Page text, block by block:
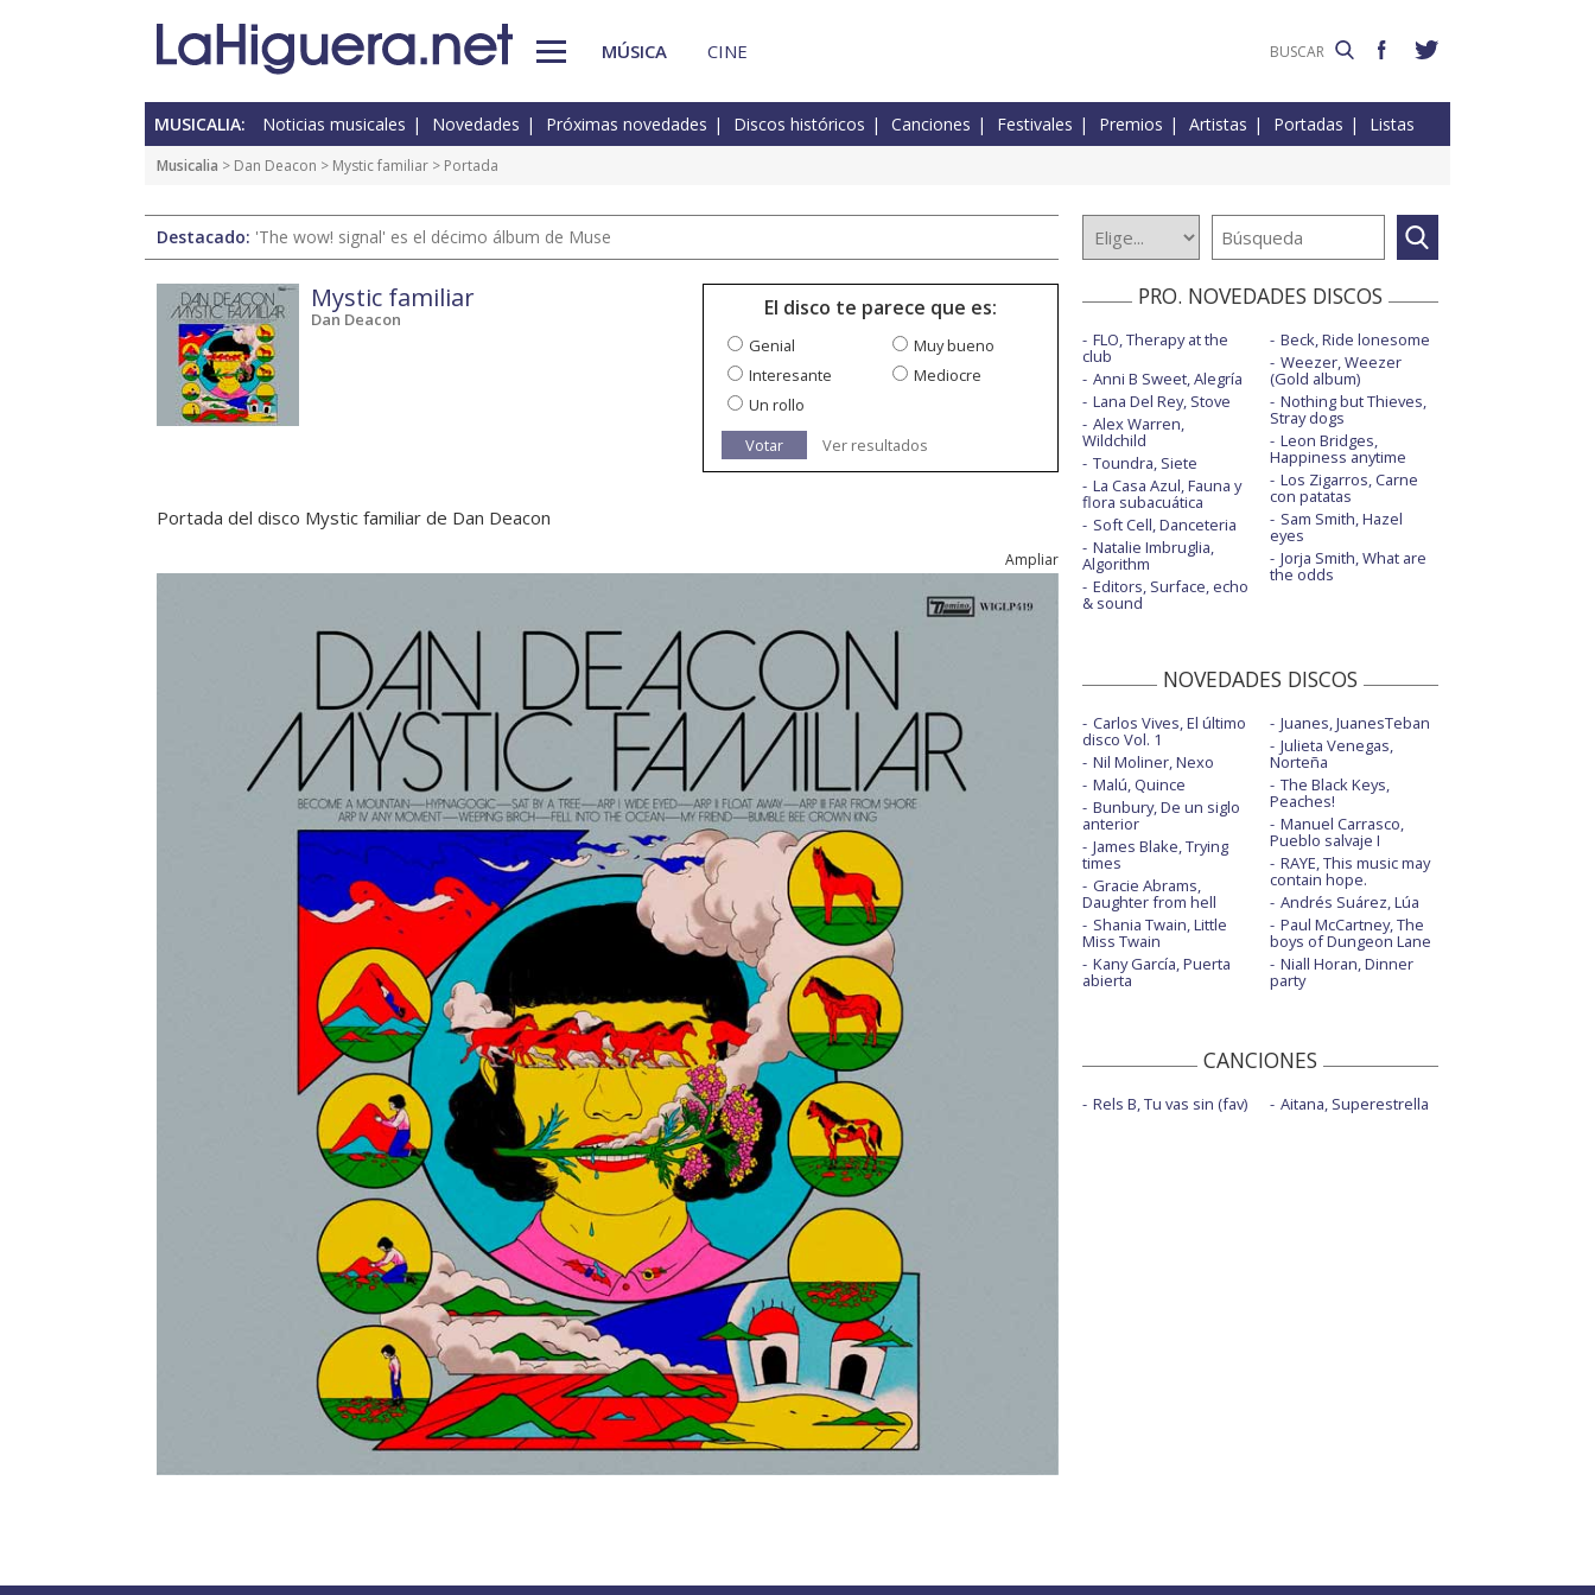
MÚSICA CINE
MUSICALIA: Noticias musicales Novedades Próximas novedades Discos históricos Canciones Festivales Premios Artistas Portadas Listas
Musicalia > Dan Deacon > Mystic familiar > Portada
Destacado: 'The wow! signal' es el décimo álbum de Muse
Mystic familiar
Dan Deacon El disco te parece que es:
Genial
Muy bueno
Interesante
Mediocre
Un rollo
Votar
Ver resultados
Portada del disco Mystic familiar de Dan Deacon
Ampliar
PRO. NOVEDADES DISCOS
FLO, Therapy at the
club
Anni B Sweet, Alegría
Lana Del Rey, Stove
Alex Warren,
Wildchild
Toundra, Siete
La Casa Azul, Fauna y
flora subacuática
Soft Cell, Danceteria
Natalie Imbruglia,
Algorithm
Editors, Surface, echo
& sound
Beck, Ride lonesome
Weezer, Weezer
(Gold album)
Nothing but Thieves,
Stray dogs
Leon Bridges,
Happiness anytime
Los Zigarros, Carne
con patatas
Sam Smith, Hazel
eyes
Jorja Smith, What are
the odds
NOVEDADES DISCOS
Carlos Vives, El último
disco Vol. 1
Nil Moliner, Nexo
Malú, Quince
Bunbury, De un siglo
anterior
James Blake, Trying
times
Gracie Abrams,
Daughter from hell
Shania Twain, Little
Miss Twain
Kany García, Puerta
abierta
Juanes, JuanesTeban
Julieta Venegas,
Norteña
The Black Keys,
Peaches!
Manuel Carrasco,
Pueblo salvaje I
RAYE, This music may
contain hope.
Andrés Suárez, Lúa
Paul McCartney, The
boys of Dungeon Lane
Niall Horan, Dinner
party
CANCIONES
Rels B, Tu vas sin (fav) Aitana, Superestrella